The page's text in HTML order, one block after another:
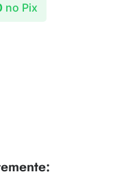
no Pix